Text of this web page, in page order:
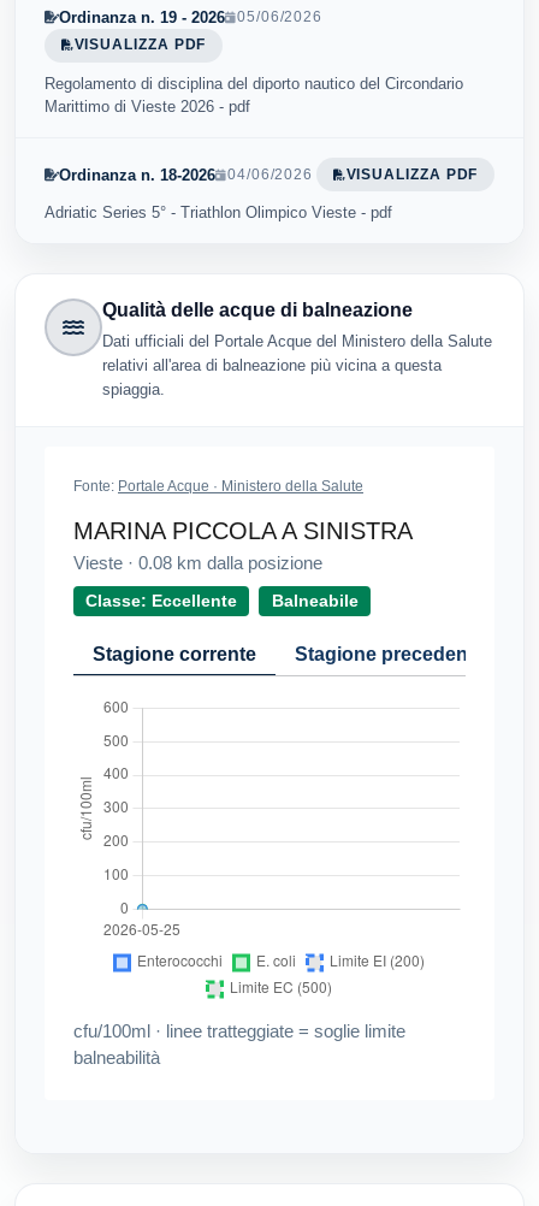
Ordinanza n. 19 - 2026
05/06/2026
VISUALIZZA PDF
Regolamento di disciplina del diporto nautico del Circondario
Marittimo di Vieste 2026 - pdf
Ordinanza n. 18-2026 04/06/2026 VISUALIZZA PDF
Adriatic Series 5° - Triathlon Olimpico Vieste - pdf
Qualità delle acque di balneazione
Dati ufficiali del Portale Acque del Ministero della Salute
relativi all'area di balneazione più vicina a questa
spiaggia.
Fonte: Portale Acque · Ministero della Salute
MARINA PICCOLA A SINISTRA
Vieste · 0.08 km dalla posizione
Classe: Eccellente Balneabile
Stagione corrente Stagione precedente
cfu/100ml · linee tratteggiate = soglie limite
balneabilità